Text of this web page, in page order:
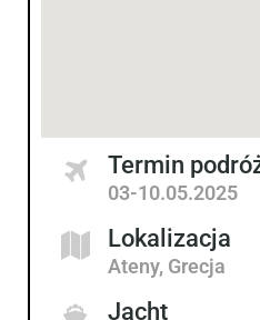
Termin
03-10.05.2025
Lokalizacja
Ateny, Grecja
Jacht